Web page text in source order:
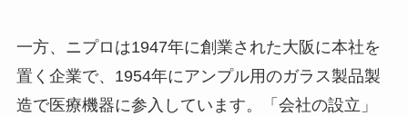
一方、ニプロは1947年に創業された大阪に本社を
置く企業で、1954年にアンプル用のガラス製品製
造で医療機器に参入しています。「会社の設立」